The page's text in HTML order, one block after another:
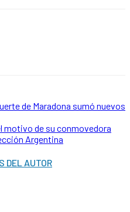
de Maradona sumó nuevos
motivo de su conmovedora
Argentina
DEL AUTOR